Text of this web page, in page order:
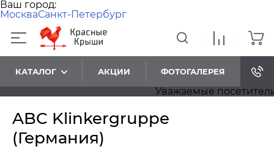
Ваш город:
МоскваСанкт-Петербург
КАТАЛОГ АКЦИИ ФОТОГАЛЕРЕЯ
Уважаемые посетители! Приносим наши
ABC Klinkergruppe
(Германия)